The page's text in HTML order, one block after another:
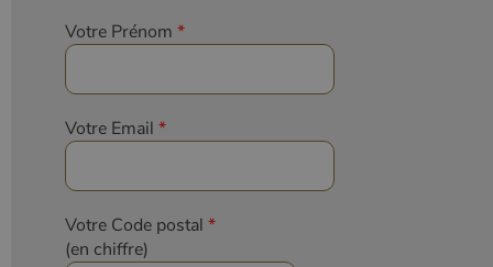
Votre Prénom *
Votre Email *
Votre Code postal *
(en chiffre)